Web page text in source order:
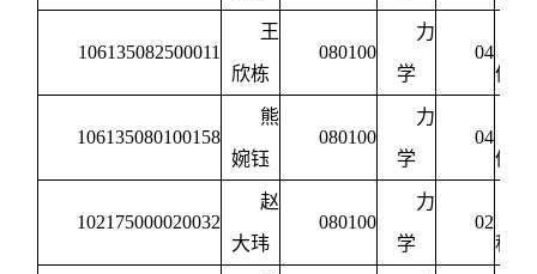
106135082500011
王
欣栋
080100
力
学
04
体
106135080100158
熊
婉钰
080100
力
学
04
体
102175000020032
赵
大玮
080100
力
学
02
程